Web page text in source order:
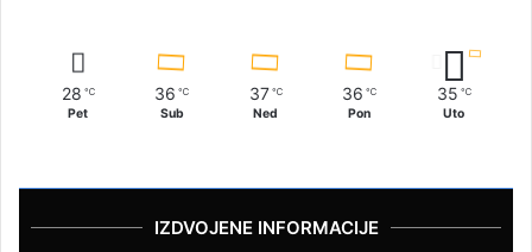
28 ℃
Pet
36 ℃
Sub
37 ℃
Ned
36 ℃
Pon
35 ℃
Uto
IZDVOJENE INFORMACIJE